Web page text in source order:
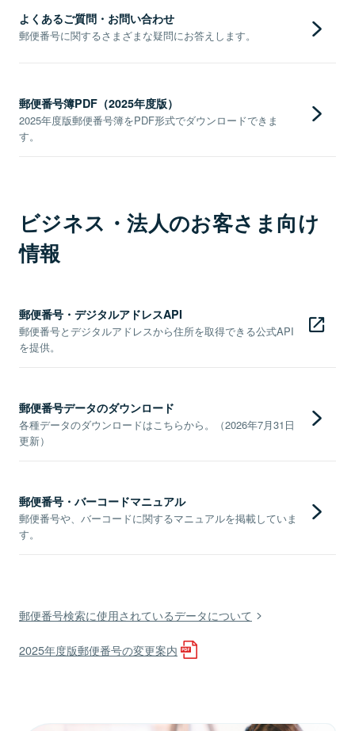
よくあるご質問・お問い合わせ
郵便番号に関するさまざまな疑問にお答えします。
郵便番号簿PDF（2025年度版）
2025年度版郵便番号簿をPDF形式でダウンロードできま
す。
ビジネス・法人のお客さま向け
情報
郵便番号・デジタルアドレスAPI
郵便番号とデジタルアドレスから住所を取得できる公式API
を提供。
郵便番号データのダウンロード
各種データのダウンロードはこちらから。（2026年7月31日
更新）
郵便番号・バーコードマニュアル
郵便番号や、バーコードに関するマニュアルを掲載していま
す。
郵便番号検索に使用されているデータについて
2025年度版郵便番号の変更案内